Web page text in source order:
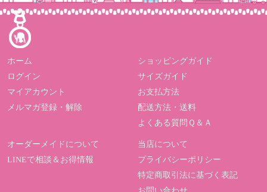
ホーム
ログイン
マイアカウント
メルマガ登録・解除
ショッピングガイド
サイズガイド
お支払方法
配送方法・送料
よくある質問Ｑ＆Ａ
オーダーメイドについて
LINEで相談＆お得情報
当店について
プライバシーポリシー
特定商取引法に基づく表記